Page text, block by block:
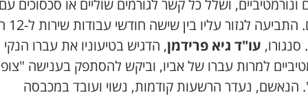
ונורמטיביים, ושלל כל קשר לגורמים שוליים או סכסוכים עם
עו"ד גיא פרידמן, הדגיש בטיעוניו את עברו הנקי
למרות עברו של אביו, וביקש להסתפק בענישה
הנאשם, נעדר הרשעות קודמות, נשוי ועובד במכבסה